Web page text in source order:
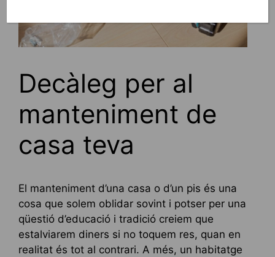
Decàleg per al
manteniment de
casa teva
El manteniment d’una casa o d’un pis és una
cosa que solem oblidar sovint i potser per una
qüestió d’educació i tradició creiem que
estalviarem diners si no toquem res, quan en
realitat és tot al contrari. A més, un habitatge